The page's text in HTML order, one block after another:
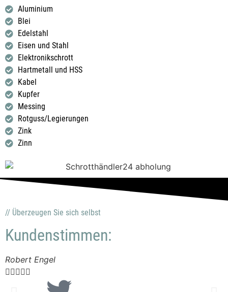
Aluminium
Blei
Edelstahl
Eisen und Stahl
Elektronikschrott
Hartmetall und HSS
Kabel
Kupfer
Messing
Rotguss/Legierungen
Zink
Zinn
// Überzeugen Sie sich selbst
Kundenstimmen:
Robert Engel
